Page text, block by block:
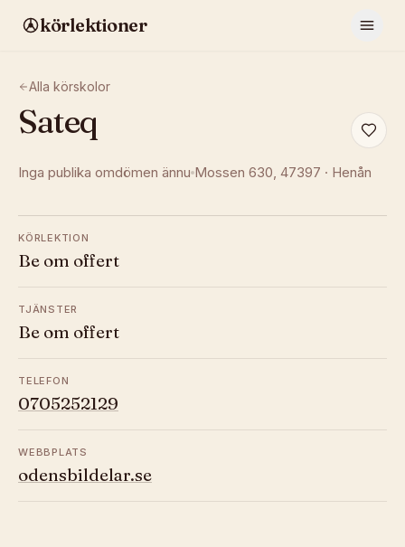
körlektioner
Alla körskolor
Sateq
Inga publika omdömen ännu Mossen 630, 47397 · Henån
KÖRLEKTION
Be om offert
TJÄNSTER
Be om offert
TELEFON
0705252129
WEBBPLATS
odensbildelar.se